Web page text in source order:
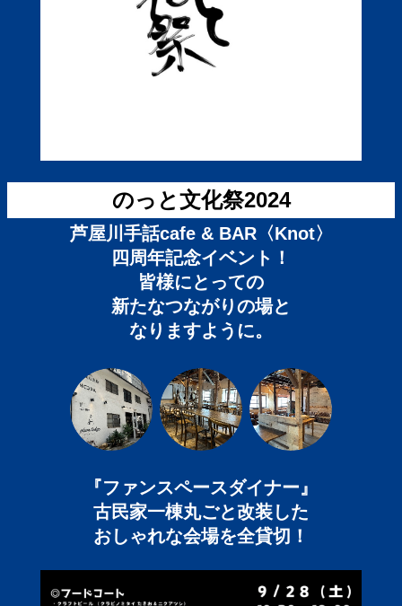
のっと文化祭2024
芦屋川手話cafe & BAR〈Knot〉
四周年記念イベント！
皆様にとっての
新たなつながりの場と
なりますように。
『ファンスペースダイナー』
古民家一棟丸ごと改装した
おしゃれな会場を全貸切！